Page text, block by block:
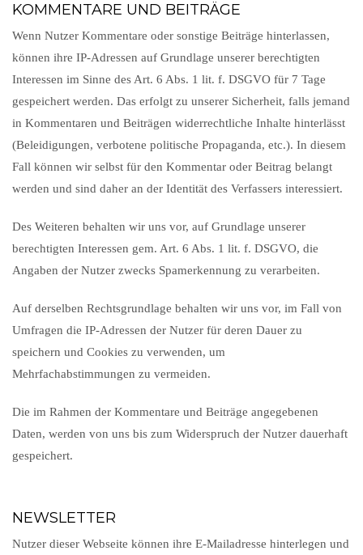
KOMMENTARE UND BEITRÄGE
Wenn Nutzer Kommentare oder sonstige Beiträge hinterlassen,
können ihre IP-Adressen auf Grundlage unserer berechtigten
Interessen im Sinne des Art. 6 Abs. 1 lit. f. DSGVO für 7 Tage
gespeichert werden. Das erfolgt zu unserer Sicherheit, falls jemand
in Kommentaren und Beiträgen widerrechtliche Inhalte hinterlässt
(Beleidigungen, verbotene politische Propaganda, etc.). In diesem
Fall können wir selbst für den Kommentar oder Beitrag belangt
werden und sind daher an der Identität des Verfassers interessiert.
Des Weiteren behalten wir uns vor, auf Grundlage unserer
berechtigten Interessen gem. Art. 6 Abs. 1 lit. f. DSGVO, die
Angaben der Nutzer zwecks Spamerkennung zu verarbeiten.
Auf derselben Rechtsgrundlage behalten wir uns vor, im Fall von
Umfragen die IP-Adressen der Nutzer für deren Dauer zu
speichern und Cookies zu verwenden, um
Mehrfachabstimmungen zu vermeiden.
Die im Rahmen der Kommentare und Beiträge angegebenen
Daten, werden von uns bis zum Widerspruch der Nutzer dauerhaft
gespeichert.
NEWSLETTER
Nutzer dieser Webseite können ihre E-Mailadresse hinterlegen und